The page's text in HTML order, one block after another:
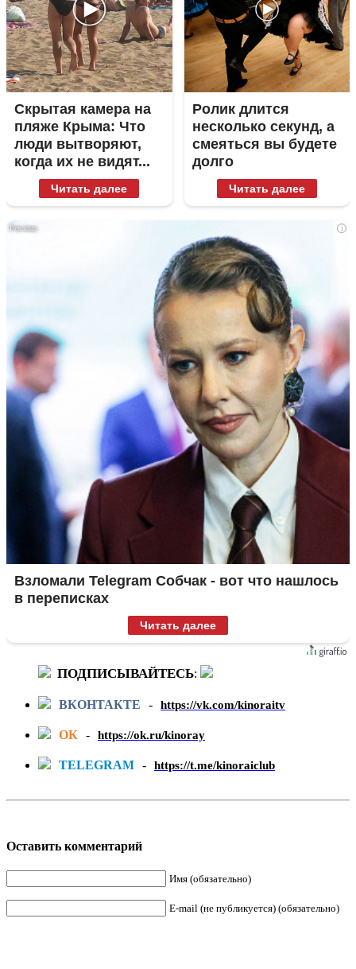
Скрытая камера на
пляже Крыма: Что
люди вытворяют,
когда их не видят...
Читать далее
Ролик длится
несколько секунд, а
смеяться вы будете
долго
Читать далее
i
Взломали Telegram Собчак - вот что нашлось
в переписках
Читать далее
ПОДПИСЫВАЙТЕСЬ:
ВКОНТАКТЕ - https://vk.com/kinoraitv
ОК - https://ok.ru/kinoray
TELEGRAM - https://t.me/kinoraiclub
Оставить комментарий
Имя (обязательно)
E-mail (не публикуется) (обязательно)